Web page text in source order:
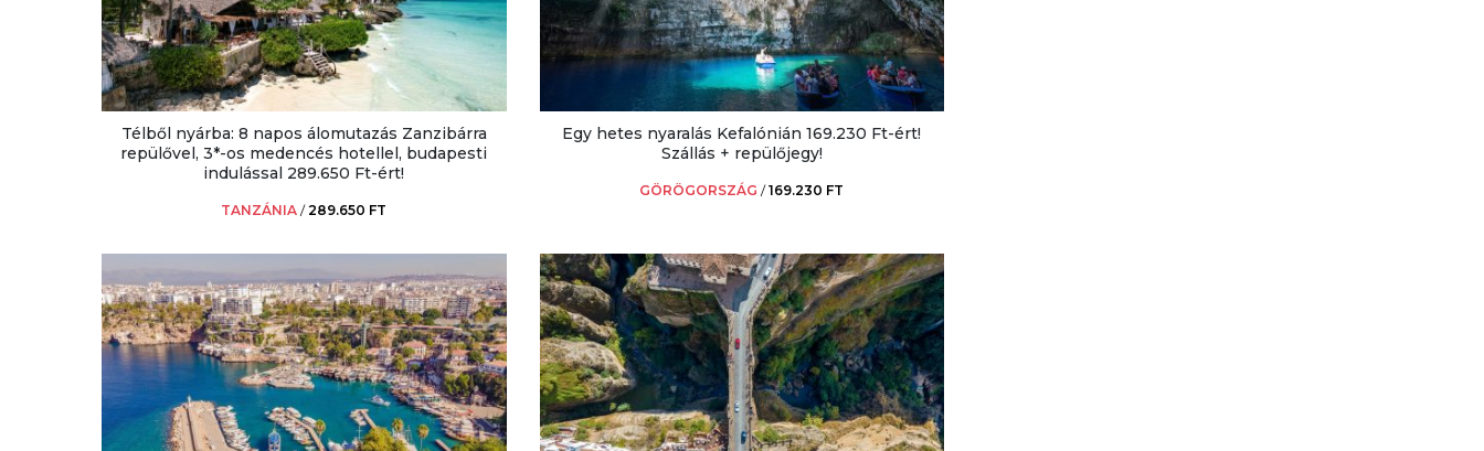
Télből nyárba: 8 napos álomutazás Zanzibárra
repülővel, 3*-os medencés hotellel, budapesti
indulással 289.650 Ft-ért!
TANZÁNIA /289.650 FT
Egy hetes nyaralás Kefalónián 169.230 Ft-ért!
Szállás + repülőjegy!
GÖRÖGORSZÁG /169.230 FT